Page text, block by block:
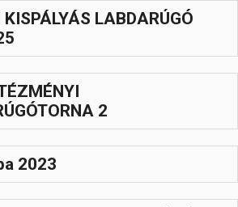
LABDARÚGÓ
2
2023